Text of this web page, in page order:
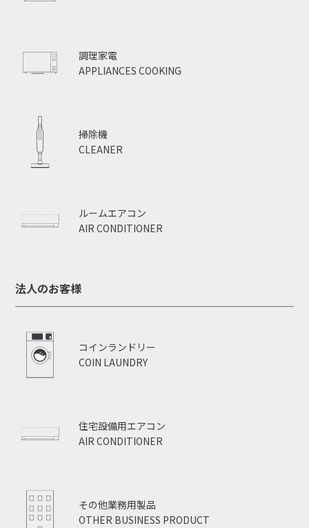
APPLIANCES COOKING
調理家電
CLEANER
掃除機
AIR CONDITIONER
ルームエアコン
法人のお客様
COIN LAUNDRY
コインランドリー
AIR CONDITIONER
住宅設備用エアコン
OTHER BUSINESS PRODUCT
その他業務用製品